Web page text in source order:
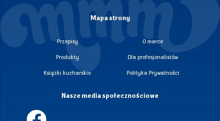
Mapa strony
Przepisy O marce
Produkty Dla profesjonalistów
Książki kucharskie Polityka Prywatności
Nasze media społecznościowe